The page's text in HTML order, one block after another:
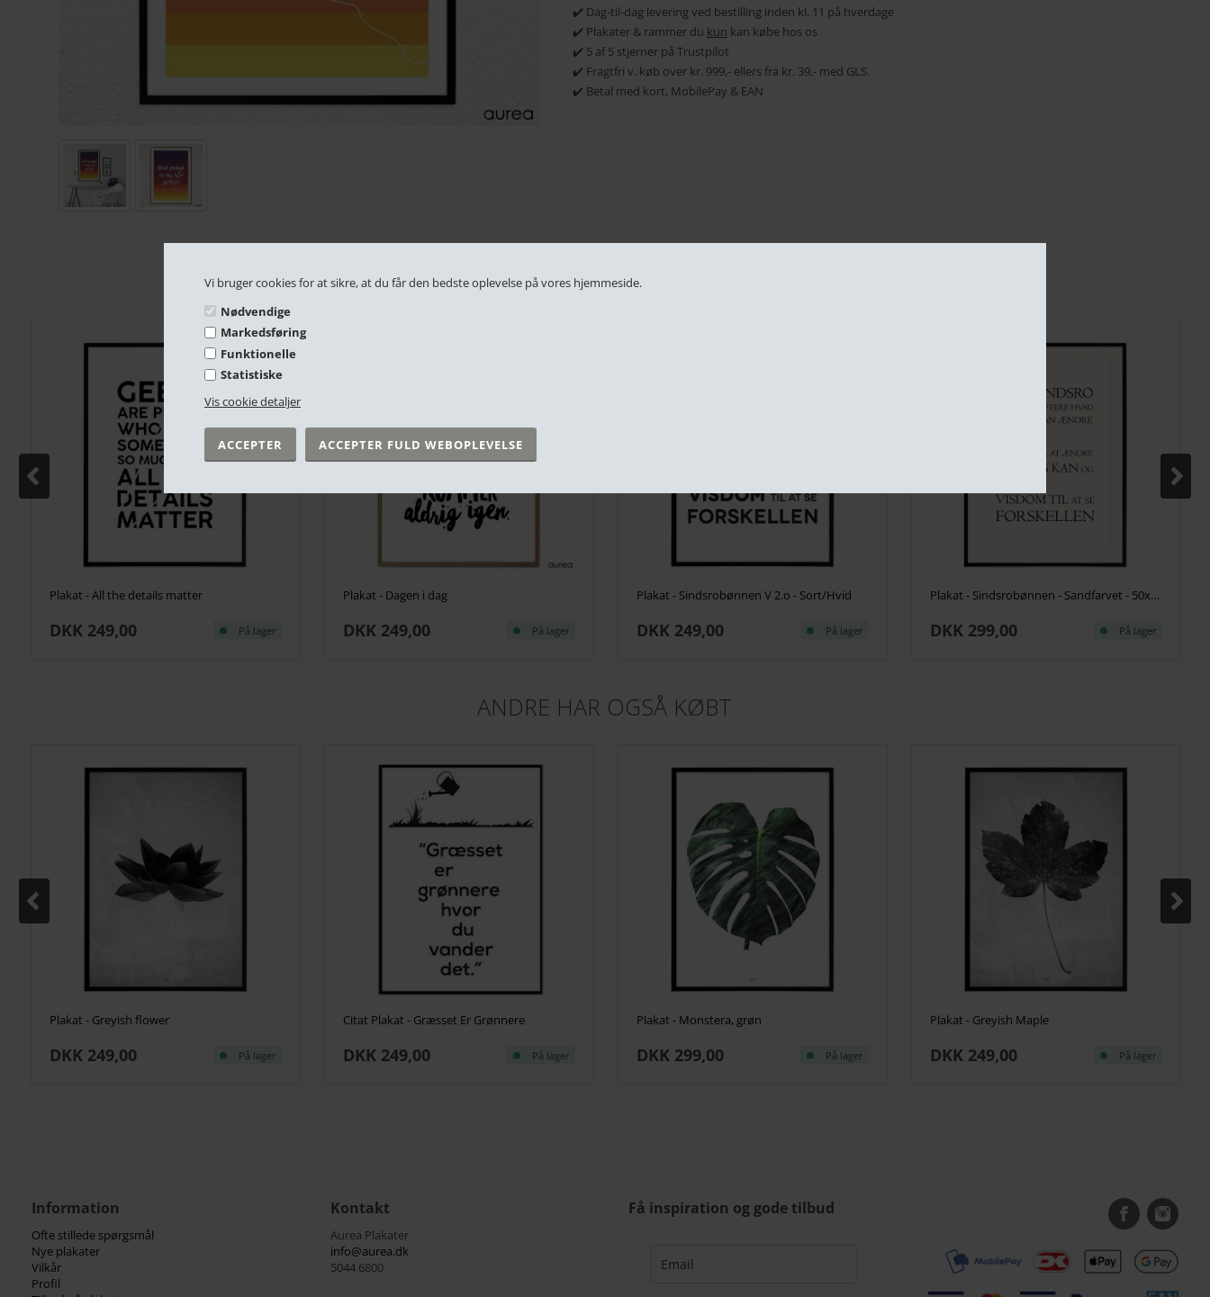
Vi bruger cookies for at sikre, at du får den bedste oplevelse på vores hjemmeside.
Nødvendige
Markedsføring
Funktionelle
Statistiske
Vis cookie detaljer
✔️ Dag-til-dag levering ved bestilling inden kl. 11 på hverdage
✔️ Plakater & rammer du kun kan købe hos os
✔️ 5 af 5 stjerner på Trustpilot
✔️ Fragtfri v. køb over kr. 999,- ellers fra kr. 39,- med GLS.
✔️ Betal med kort, MobilePay & EAN
RELATEREDE PRODUKTER
Plakat - All the details matter
DKK 249,00 På lager
Plakat - Dagen i dag
DKK 249,00 På lager
Plakat - Sindsrobønnen V 2.o - Sort/Hvid
DKK 249,00 På lager
Plakat - Sindsrobønnen - Sandfarvet - 50x70cm
DKK 299,00 På lager
ANDRE HAR OGSÅ KØBT
Plakat - Greyish flower
DKK 249,00 På lager
Citat Plakat - Græsset Er Grønnere
DKK 249,00 På lager
Plakat - Monstera, grøn
DKK 299,00 På lager
Plakat - Greyish Maple
DKK 249,00 På lager
Information
Ofte stillede spørgsmål
Nye plakater
Vilkår
Profil
Kontakt
Aurea Plakater
info@aurea.dk
5044 6800
Få inspiration og gode tilbud